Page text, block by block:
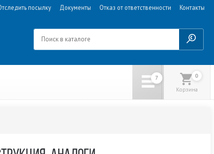
посылку Документы Отказ от ответственности Контакты
0
Корзина